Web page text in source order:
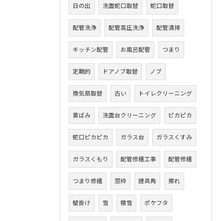
日の出 洗面蛇口取替 蛇口取替
配管洗浄 配管高圧洗浄 配管清掃
キッチン配管 お風呂配管 つまり
定期的 ドアノブ取替 ノブ
換気扇取替 古い トイレクリーニング
黄ばみ 洗面台クリーニング ピカピカ
蛇口ピカピカ ガラス台 ガラスくすみ
ガラスくもり 配管修繕工事 配管修繕
つまり修繕 窓枠 建具角 擦れ
壁掛け 雪 積雪 ポケフタ